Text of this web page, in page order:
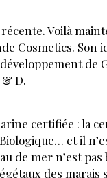
FÉVRIER 2023